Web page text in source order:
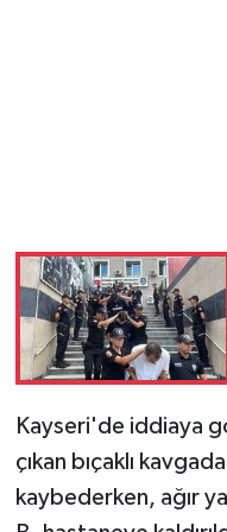
Kayseri'de iddiaya
çıkan bıçaklı
kaybederken, ağır
Siyaset
Sokak
Sonsöz Özel
Spor